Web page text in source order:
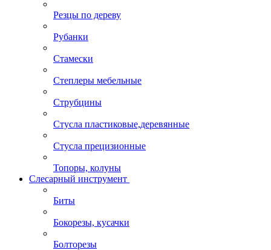
Резцы по дереву
Рубанки
Стамески
Степлеры мебельные
Струбцины
Стусла пластиковые,деревянные
Стусла прецизионные
Топоры, колуны
Слесарный инструмент
Биты
Бокорезы, кусачки
Болторезы